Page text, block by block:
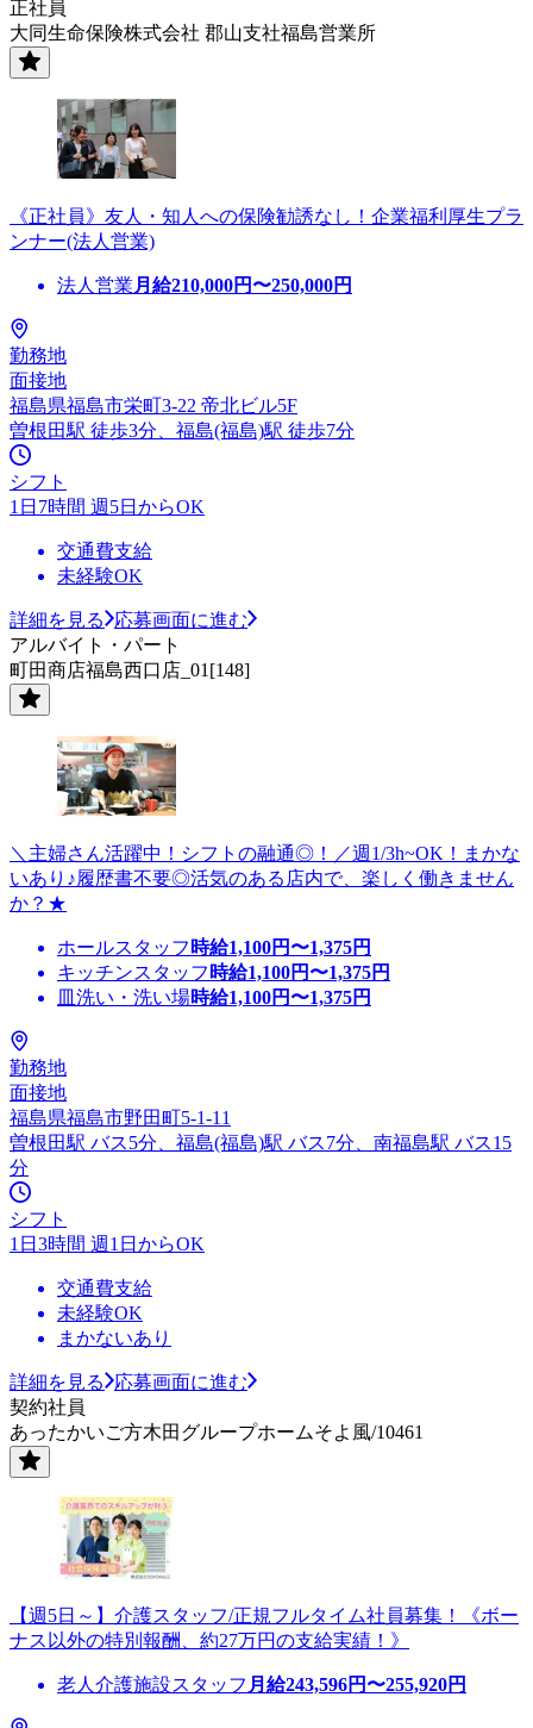
正社員
大同生命保険株式会社 郡山支社福島営業所
《正社員》友人・知人への保険勧誘なし！企業福利厚生プラ
ンナー(法人営業)
法人営業 月給210,000円〜250,000円
勤務地
面接地
福島県福島市栄町3-22 帝北ビル5F
曽根田駅 徒歩3分、福島(福島)駅 徒歩7分
シフト
1日7時間 週5日からOK
交通費支給
未経験OK
詳細を見る
応募画面に進む
アルバイト・パート
町田商店福島西口店_01[148]
＼主婦さん活躍中！シフトの融通◎！／週1/3h~OK！まかな
いあり♪履歴書不要◎活気のある店内で、楽しく働きません
か？★
ホールスタッフ 時給1,100円〜1,375円
キッチンスタッフ 時給1,100円〜1,375円
皿洗い・洗い場時給1,100円〜1,375円
勤務地
面接地
福島県福島市野田町5-1-11
曽根田駅 バス5分、福島(福島)駅 バス7分、南福島駅 バス15
分
シフト
1日3時間 週1日からOK
交通費支給
未経験OK
まかないあり
詳細を見る
応募画面に進む
契約社員
あったかいご方木田グループホームそよ風/10461
【週5日～】介護スタッフ/正規フルタイム社員募集！《ボー
ナス以外の特別報酬、約27万円の支給実績！》
老人介護施設スタッフ 月給243,596円〜255,920円